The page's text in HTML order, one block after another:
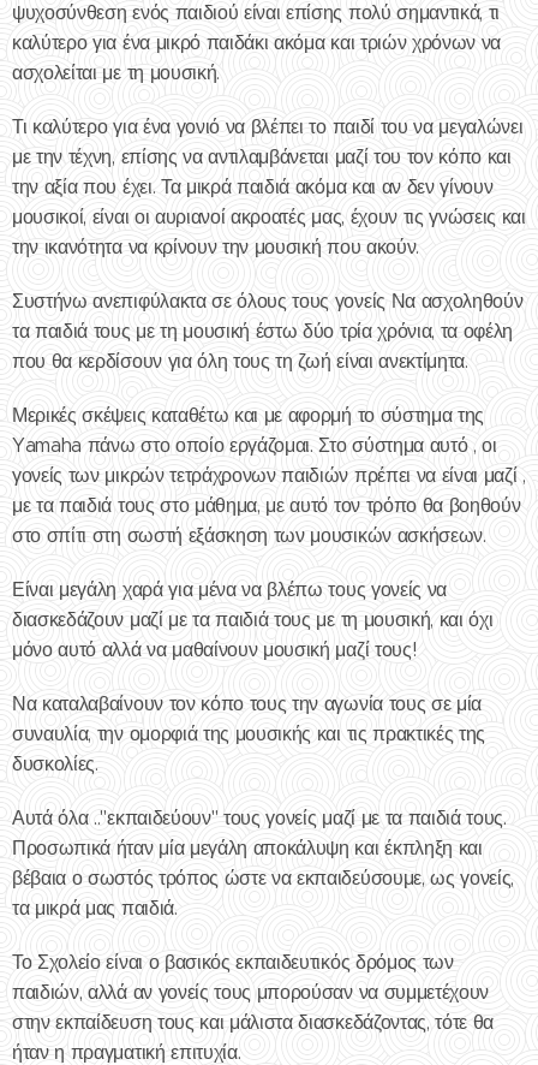
ψυχοσύνθεση ενός παιδιού είναι επίσης πολύ σημαντικά, τι
καλύτερο για ένα μικρό παιδάκι ακόμα και τριών χρόνων να
ασχολείται με τη μουσική.
Τι καλύτερο για ένα γονιό να βλέπει το παιδί του να μεγαλώνει
με την τέχνη, επίσης να αντιλαμβάνεται μαζί του τον κόπο και
την αξία που έχει. Τα μικρά παιδιά ακόμα και αν δεν γίνουν
μουσικοί, είναι οι αυριανοί ακροατές μας, έχουν τις γνώσεις και
την ικανότητα να κρίνουν την μουσική που ακούν.
Συστήνω ανεπιφύλακτα σε όλους τους γονείς Να ασχοληθούν
τα παιδιά τους με τη μουσική έστω δύο τρία χρόνια, τα οφέλη
που θα κερδίσουν για όλη τους τη ζωή είναι ανεκτίμητα.
Μερικές σκέψεις καταθέτω και με αφορμή το σύστημα της
Yamaha πάνω στο οποίο εργάζομαι. Στο σύστημα αυτό , οι
γονείς των μικρών τετράχρονων παιδιών πρέπει να είναι μαζί ,
με τα παιδιά τους στο μάθημα, με αυτό τον τρόπο θα βοηθούν
στο σπίτι στη σωστή εξάσκηση των μουσικών ασκήσεων.
Είναι μεγάλη χαρά για μένα να βλέπω τους γονείς να
διασκεδάζουν μαζί με τα παιδιά τους με τη μουσική, και όχι
μόνο αυτό αλλά να μαθαίνουν μουσική μαζί τους!
Να καταλαβαίνουν τον κόπο τους την αγωνία τους σε μία
συναυλία, την ομορφιά της μουσικής και τις πρακτικές της
δυσκολίες.
Αυτά όλα .."εκπαιδεύουν" τους γονείς μαζί με τα παιδιά τους.
Προσωπικά ήταν μία μεγάλη αποκάλυψη και έκπληξη και
βέβαια ο σωστός τρόπος ώστε να εκπαιδεύσουμε, ως γονείς,
τα μικρά μας παιδιά.
Το Σχολείο είναι ο βασικός εκπαιδευτικός δρόμος των
παιδιών, αλλά αν γονείς τους μπορούσαν να συμμετέχουν
στην εκπαίδευση τους και μάλιστα διασκεδάζοντας, τότε θα
ήταν η πραγματική επιτυχία.